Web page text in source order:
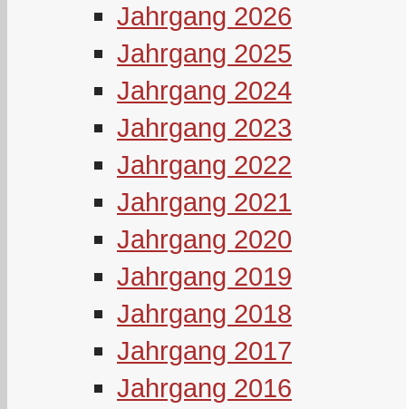
Jahrgang 2026
Jahrgang 2025
Jahrgang 2024
Jahrgang 2023
Jahrgang 2022
Jahrgang 2021
Jahrgang 2020
Jahrgang 2019
Jahrgang 2018
Jahrgang 2017
Jahrgang 2016